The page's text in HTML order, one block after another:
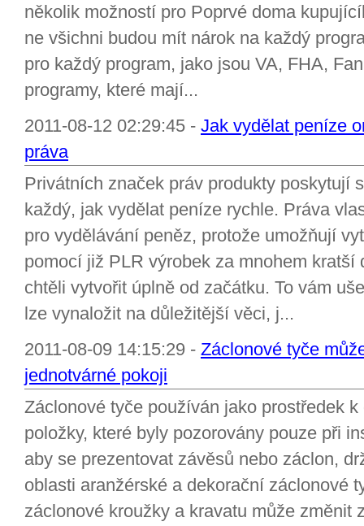
několik možností pro Poprvé doma
ne všichni budou mít nárok na každý
pro každý program, jako jsou VA, FHA,
programy, které mají...
2011-08-12 02:29:45 - Jak vydělat peníze
práva
Privátních značek práv produkty poskytují
každý, jak vydělat peníze rychle. Práva
pro vydělávání peněz, protože umožňují
pomocí již PLR výrobek za mnohem kratší
chtěli vytvořit úplně od začátku. To vám
lze vynaložit na důležitější věci, j...
2011-08-09 14:15:29 - Záclonové tyče
jednotvárné pokoji
Záclonové tyče používán jako prostředek
položky, které byly pozorovány pouze při
aby se prezentovat závěsů nebo záclon,
oblasti aranžérské a dekorační záclonové
záclonové kroužky a kravatu může změnit